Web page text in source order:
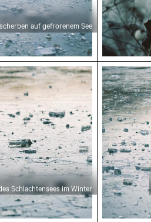
auf gefrorenem See
im Winter
Schlachtensees im Winter